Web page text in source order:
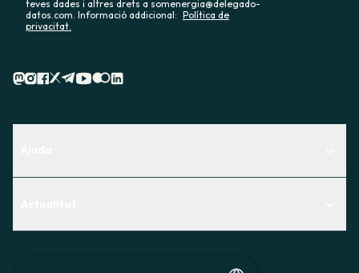
teves dades i altres drets a somenergia@delegado-
datos.com. Informació addicional: Política de
privacitat.